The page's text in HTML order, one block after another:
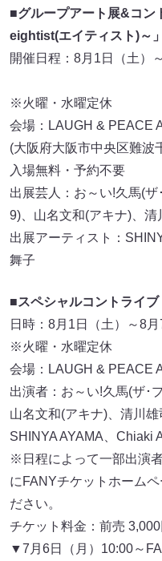
■グループアート展&コン
eightist(エイティスト)～」
開催日程：8月1日（土）
※火曜・水曜定休
会場：LAUGH & PEACE
(大阪府大阪市中央区難波
入場無料・予約不要
出展芸人：お～い!久馬(
9)、山名文和(アキナ)、
出展アーティスト：
舞子
■スペシャルコントライブ
日時：8月1日（土）～8
※火曜・水曜定休
会場：LAUGH & PEACE
出演者：お～い!久馬(ザ･
山名文和(アキナ)、清川雄
SHINYA AYAMA、Chiaki
※日程によって一部出演
にFANYチケットホーム
ださい。
チケット料金：前売
▼7月6日（月）10:00～